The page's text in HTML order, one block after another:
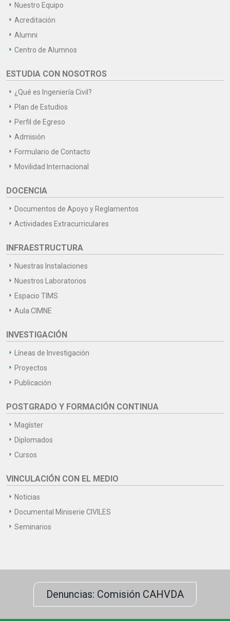
Nuestro Equipo
Acreditación
Alumni
Centro de Alumnos
ESTUDIA CON NOSOTROS
¿Qué es Ingeniería Civil?
Plan de Estudios
Perfil de Egreso
Admisión
Formulario de Contacto
Movilidad Internacional
DOCENCIA
Documentos de Apoyo y Reglamentos
Actividades Extracurriculares
INFRAESTRUCTURA
Nuestras Instalaciones
Nuestros Laboratorios
Espacio TIMS
Aula CIMNE
INVESTIGACIÓN
Líneas de Investigación
Proyectos
Publicación
POSTGRADO Y FORMACIÓN CONTINUA
Magíster
Diplomados
Cursos
VINCULACIÓN CON EL MEDIO
Noticias
Documental Miniserie CIVILES
Seminarios
Denuncias: Comisión CAHVDA